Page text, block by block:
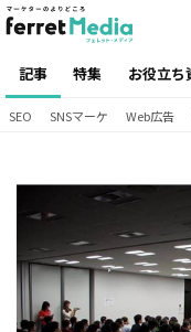
記事 特集 お役立ち
SEO SNSマーケ Web広告